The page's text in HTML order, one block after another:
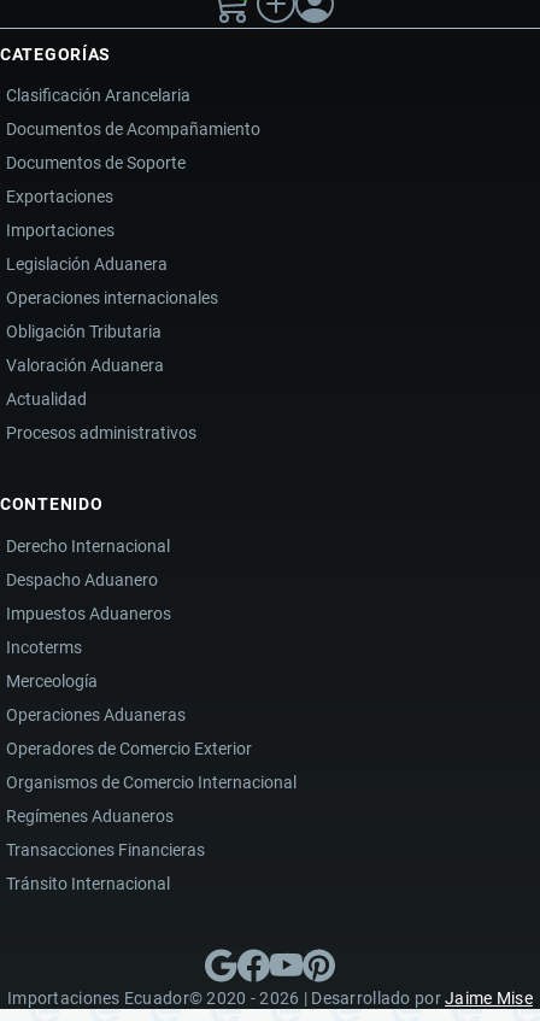
CATEGORÍAS
Clasificación Arancelaria
Documentos de Acompañamiento
Documentos de Soporte
Exportaciones
Importaciones
Legislación Aduanera
Operaciones internacionales
Obligación Tributaria
Valoración Aduanera
Actualidad
Procesos administrativos
CONTENIDO
Derecho Internacional
Despacho Aduanero
Impuestos Aduaneros
Incoterms
Merceología
Operaciones Aduaneras
Operadores de Comercio Exterior
Organismos de Comercio Internacional
Regímenes Aduaneros
Transacciones Financieras
Tránsito Internacional
Importaciones Ecuador© 2020 - 2026 | Desarrollado porJaime Mise